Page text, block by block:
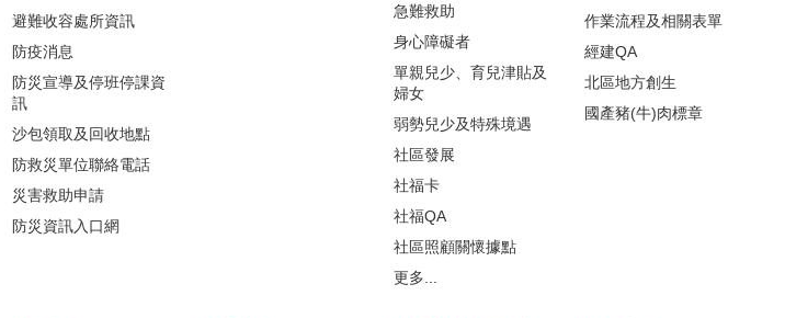
避難收容處所資訊
防疫消息
防災宣導及停班停課資
訊
沙包領取及回收地點
防救災單位聯絡電話
災害救助申請
防災資訊入口網
急難救助
身心障礙者
單親兒少、育兒津貼及
婦女
弱勢兒少及特殊境遇
社區發展
社福卡
社福QA
社區照顧關懷據點
更多...
作業流程及相關表單
經建QA
北區地方創生
國產豬(牛)肉標章